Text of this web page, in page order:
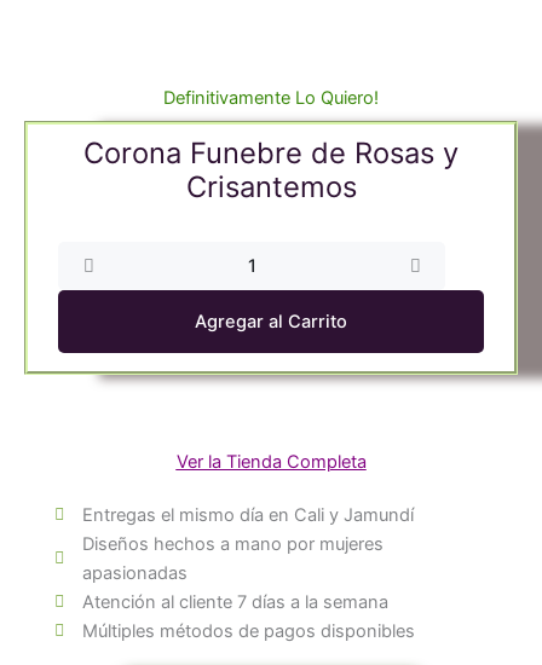
Definitivamente Lo Quiero!
Corona Funebre de Rosas y
Crisantemos
y
Agregar al Carrito
Ver la Tienda Completa
Entregas el mismo día en Cali y Jamundí
Diseños hechos a mano por mujeres
apasionadas
Atención al cliente 7 días a la semana
Múltiples métodos de pagos disponibles